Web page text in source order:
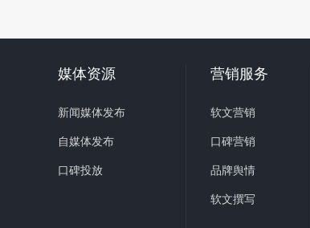
媒体资源
新闻媒体发布
自媒体发布
口碑投放
营销服务
软文营销
口碑营销
品牌舆情
软文撰写